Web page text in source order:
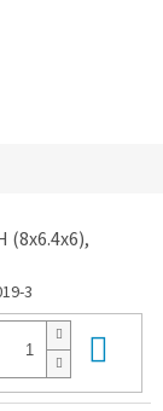
(8x6.4x6),
3